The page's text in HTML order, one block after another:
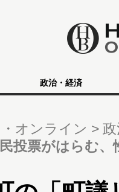
政治・経済
オンライン
投票がはらむ